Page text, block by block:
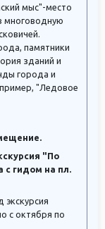
мыс"-место
многоводную
памятники
зданий и
города и
"Ледовое
"По
с гидом на пл.
экскурсия
с октября по